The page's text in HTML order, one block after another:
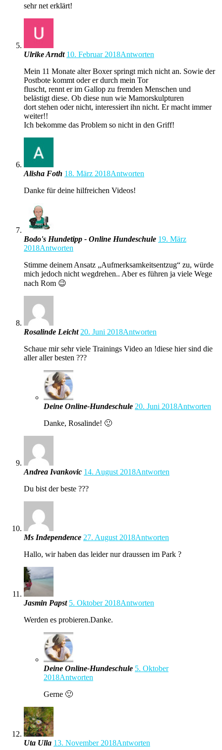
sehr net erklärt!
Ulrike Arndt 10. Februar 2018Antworten
Mein 11 Monate alter Boxer springt mich nicht an. Sowie der
Postbote kommt oder er durch mein Tor
fluscht, rennt er im Gallop zu fremden Menschen und
belästigt diese. Ob diese nun wie Mamorskulpturen
dort stehen oder nicht, interessiert ihn nicht. Er macht immer
weiter!!
Ich bekomme das Problem so nicht in den Griff!
Alisha Foth 18. März 2018Antworten
Danke für deine hilfreichen Videos!
Bodo's Hundetipp - Online Hundeschule 19. März
2018Antworten
Stimme deinem Ansatz „Aufmerksamkeitsentzug“ zu, würde
mich jedoch nicht wegdrehen.. Aber es führen ja viele Wege
nach Rom 😉
Rosalinde Leicht 20. Juni 2018Antworten
Schaue mir sehr viele Trainings Video an !diese hier sind die
aller aller besten ???
Deine Online-Hundeschule 20. Juni 2018Antworten
Danke, Rosalinde! 🙂
Andrea Ivankovic 14. August 2018Antworten
Du bist der beste ???
Ms Independence 27. August 2018Antworten
Hallo, wir haben das leider nur draussen im Park ?
Jasmin Papst 5. Oktober 2018Antworten
Werden es probieren.Danke.
Deine Online-Hundeschule 5. Oktober
2018Antworten
Gerne 🙂
Uta Ulla 13. November 2018Antworten